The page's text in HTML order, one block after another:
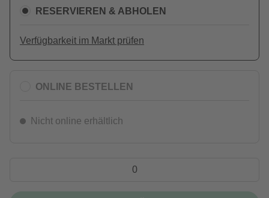
RESERVIEREN & ABHOLEN
Verfügbarkeit im Markt prüfen
ONLINE BESTELLEN
Nicht online erhältlich